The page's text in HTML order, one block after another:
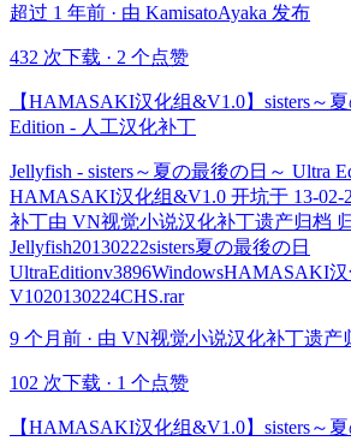
超过 1 年前 · 由 KamisatoAyaka 发布
432 次下载 · 2 个点赞
【HAMASAKI汉化组&V1.0】sisters～
Edition - 人工汉化补丁
Jellyfish - sisters～夏の最後の日～ Ultra
HAMASAKI汉化组&V1.0 开坑于 13-02-
补丁由 VN视觉小说汉化补丁遗产归档
Jellyfish20130222sisters夏の最後の日
UltraEditionv3896WindowsHAMASAKI汉
V1020130224CHS.rar
9 个月前 · 由 VN视觉小说汉化补丁遗产
102 次下载 · 1 个点赞
【HAMASAKI汉化组&V1.0】sisters～